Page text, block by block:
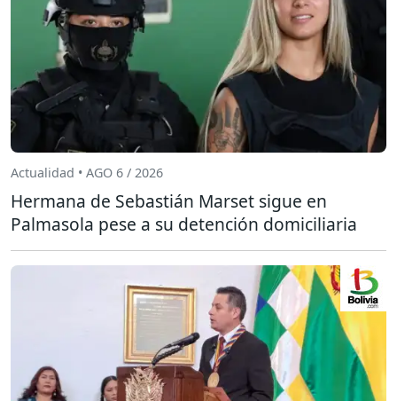
Actualidad • AGO 6 / 2026
Hermana de Sebastián Marset sigue en
Palmasola pese a su detención domiciliaria